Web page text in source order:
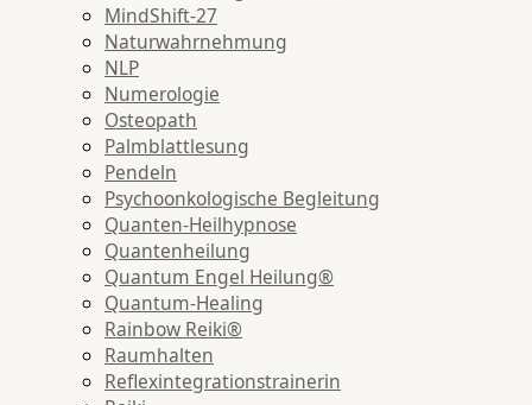
MindShift-27
Naturwahrnehmung
NLP
Numerologie
Osteopath
Palmblattlesung
Pendeln
Psychoonkologische Begleitung
Quanten-Heilhypnose
Quantenheilung
Quantum Engel Heilung®
Quantum-Healing
Rainbow Reiki®
Raumhalten
Reflexintegrationstrainerin